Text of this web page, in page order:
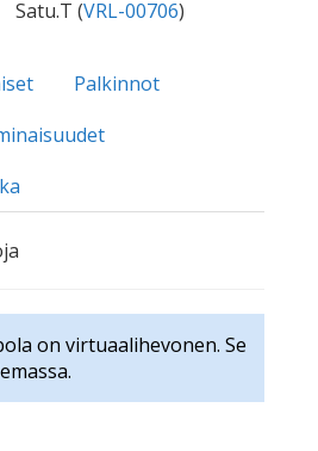
Satu.T (VRL-00706)
Palkinnot
on virtuaalihevonen. Se